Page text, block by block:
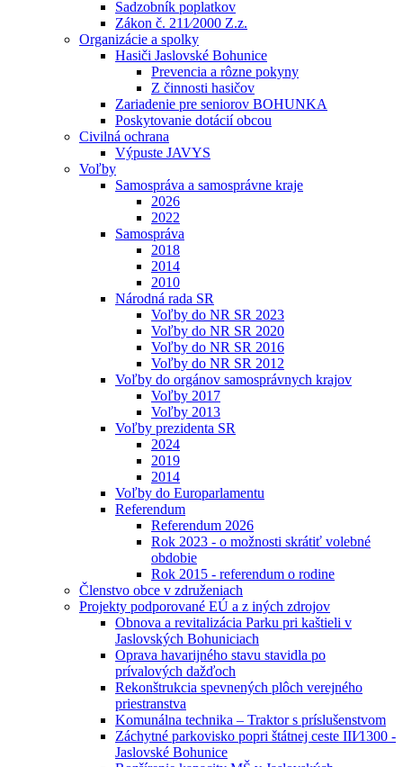
Sadzobník poplatkov
Zákon č. 211⁄2000 Z.z.
Organizácie a spolky
Hasiči Jaslovské Bohunice
Prevencia a rôzne pokyny
Z činnosti hasičov
Zariadenie pre seniorov BOHUNKA
Poskytovanie dotácií obcou
Civilná ochrana
Výpuste JAVYS
Voľby
Samospráva a samosprávne kraje
2026
2022
Samospráva
2018
2014
2010
Národná rada SR
Voľby do NR SR 2023
Voľby do NR SR 2020
Voľby do NR SR 2016
Voľby do NR SR 2012
Voľby do orgánov samosprávnych krajov
Voľby 2017
Voľby 2013
Voľby prezidenta SR
2024
2019
2014
Voľby do Europarlamentu
Referendum
Referendum 2026
Rok 2023 - o možnosti skrátiť volebné
obdobie
Rok 2015 - referendum o rodine
Členstvo obce v združeniach
Projekty podporované EÚ a z iných zdrojov
Obnova a revitalizácia Parku pri kaštieli v
Jaslovských Bohuniciach
Oprava havarijného stavu stavidla po
prívalových dažďoch
Rekonštrukcia spevnených plôch verejného
priestranstva
Komunálna technika – Traktor s príslušenstvom
Záchytné parkovisko popri štátnej ceste III⁄1300 -
Jaslovské Bohunice